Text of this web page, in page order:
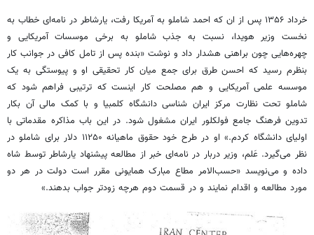
خرداد ۱۳۵۶ پس از ان که احمد شاملو به آمریکا رفت، یارشاطر در نامه‌ای خطاب به
نخست وزیر هویدا، نسبت به جذب شاملو به برخی موسسات آمریکایی و
چهره‌هایی چون براهنی هشدار داد و نوشت «بنده پس از تامل کافی در جوانب کار
بنظرم رسید که احسن طرق برای جمع میان کار تحقیقی او و پیوستگی به یک
موسسه علمی آمریکایی و هم مصلحت کار اینست که ترتیبی فراهم شود که
شاملو تحت نظارت مرکز ایران شناسی دانشگاه کلمبیا و با کمک مالی آن بکار
تدوین فرهنگ جامع فولکلور ایران مشغول شود. در این باب مذاکره مقدماتی با
اولیای دانشگاه کردم.» او در طرح خود حقوق ماهیانه ۱۱۲۵۰ دلار برای شاملو در
نظر می‌گیرد. عَلم، وزیر دربار در نامه‌ای خبر از مطالعه پیشنهاد یارشاطر توسط شاه
داده و می‌نویسد «حسب‌الامر مطاع مبارک همایونی مقرر است دولت در هر دو
مورد مطالعه و اقدام نمایند و در قسمت دوم هرچه زودتر جواب بدهند.»